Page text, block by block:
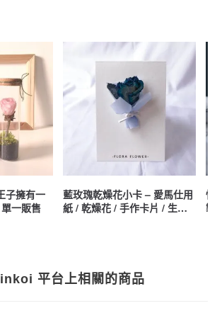
子擁有一
一販售
藍玫瑰乾燥花小卡 – 愛馬仕用
紙 / 乾燥花 / 手作卡片 / 生日
情
製
平台上相關的商品